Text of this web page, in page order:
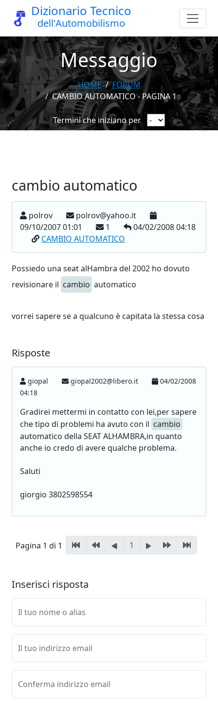
Dizionario Tecnico
dell'Automobilismo
Messaggio
HOME
FORUM
CAMBIO AUTOMATICO - PAGINA 1
Termini che iniziano per
cambio automatico
polrov
polrov@yahoo.it
09/10/2007 01:01
1
04/02/2008 04:18
CAMBIO AUTOMATICO
Possiedo una seat alHambra del 2002 ho dovuto
revisionare il cambio automatico
vorrei sapere se a qualcuno è capitata la stessa cosa
Risposte
giopal giopal2002@libero.it
04/02/2008
04:18
Gradirei mettermi in contatto con lei,per sapere
che tipo di problemi ha avuto con il cambio
automatico della SEAT ALHAMBRA,in quanto
anche io credo di avere qualche problema.
Saluti
giorgio 3802598554
Pagina 1 di 1 1
Inserisci risposta
Il tuo nome o alias
Il tuo indirizzo email
Conferma indirizzo email